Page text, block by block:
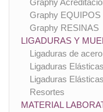
Graphy
Graphy EQUIPOS
Graphy RESINAS
LIGADURAS Y
Ligaduras de acero
Ligaduras
Ligaduras
Resortes
MATERIAL